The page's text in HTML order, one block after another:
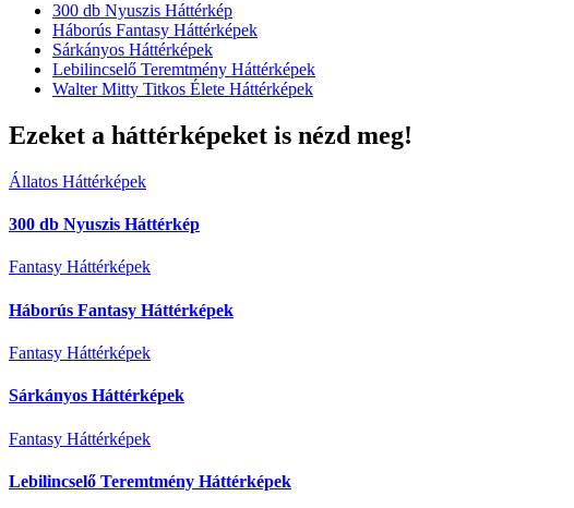
300 db Nyuszis Háttérkép
Háborús Fantasy Háttérképek
Sárkányos Háttérképek
Lebilincselő Teremtmény Háttérképek
Walter Mitty Titkos Élete Háttérképek
Ezeket a háttérképeket is nézd meg!
Állatos Háttérképek
300 db Nyuszis Háttérkép
Fantasy Háttérképek
Háborús Fantasy Háttérképek
Fantasy Háttérképek
Sárkányos Háttérképek
Fantasy Háttérképek
Lebilincselő Teremtmény Háttérképek